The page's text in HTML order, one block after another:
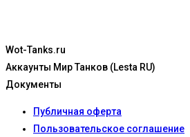
Wot-Tanks.ru
Аккаунты Мир Танков (Lesta RU)
Документы
Публичная оферта
Пользовательское соглашение